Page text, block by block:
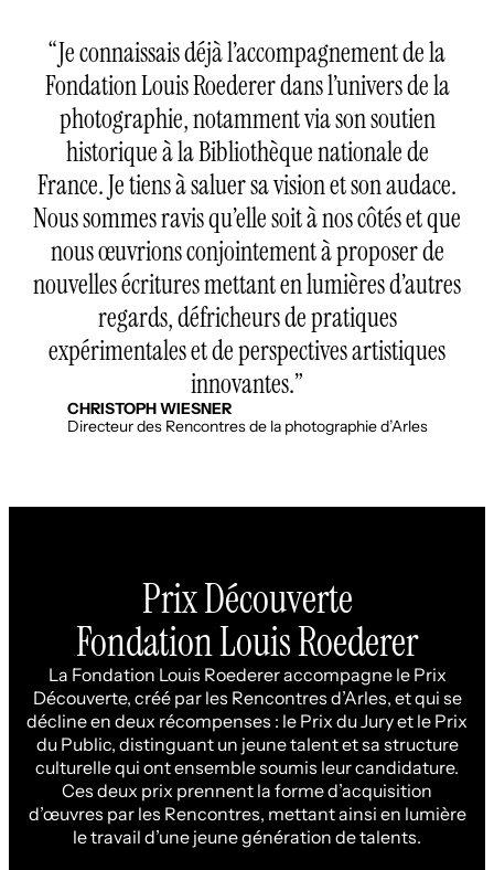
Je connaissais déjà l’accompagnement de la
Fondation Louis Roederer dans l’univers de la
photographie, notamment via son soutien
historique à la Bibliothèque nationale de
France. Je tiens à saluer sa vision et son audace.
Nous sommes ravis qu’elle soit à nos côtés et que
nous œuvrions conjointement à proposer de
nouvelles écritures mettant en lumières d’autres
regards, défricheurs de pratiques
expérimentales et de perspectives artistiques
innovantes.
CHRISTOPH WIESNER
Directeur des Rencontres de la photographie d’Arles
Prix Découverte
Fondation Louis Roederer
La Fondation Louis Roederer accompagne le Prix
Découverte, créé par les Rencontres d’Arles, et qui se
décline en deux récompenses : le Prix du Jury et le Prix
du Public, distinguant un jeune talent et sa structure
culturelle qui ont ensemble soumis leur candidature.
Ces deux prix prennent la forme d’acquisition
d’œuvres par les Rencontres, mettant ainsi en lumière
le travail d’une jeune génération de talents.